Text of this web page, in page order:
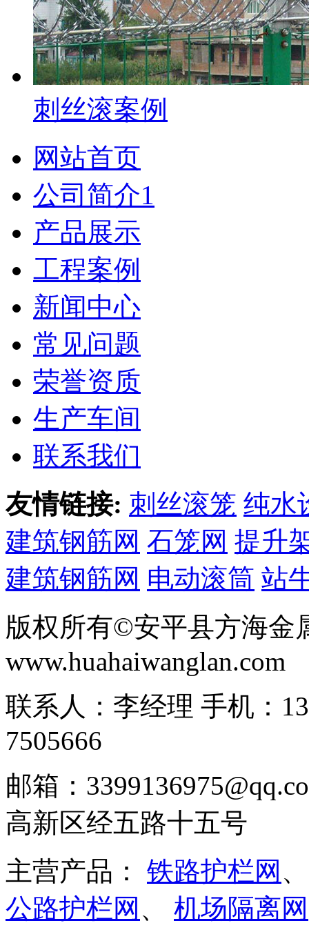
刺丝滚案例
网站首页
公司简介1
产品展示
工程案例
新闻中心
常见问题
荣誉资质
生产车间
联系我们
友情链接: 刺丝滚笼 纯水
建筑钢筋网 石笼网 提升
建筑钢筋网 电动滚筒 站
版权所有©安平县方海金
www.huahaiwanglan.com
联系人：李经理 手机：
7505666
邮箱：
高新区经五路十五号
主营产品： 铁路护栏网
公路护栏网 、 机场隔离网